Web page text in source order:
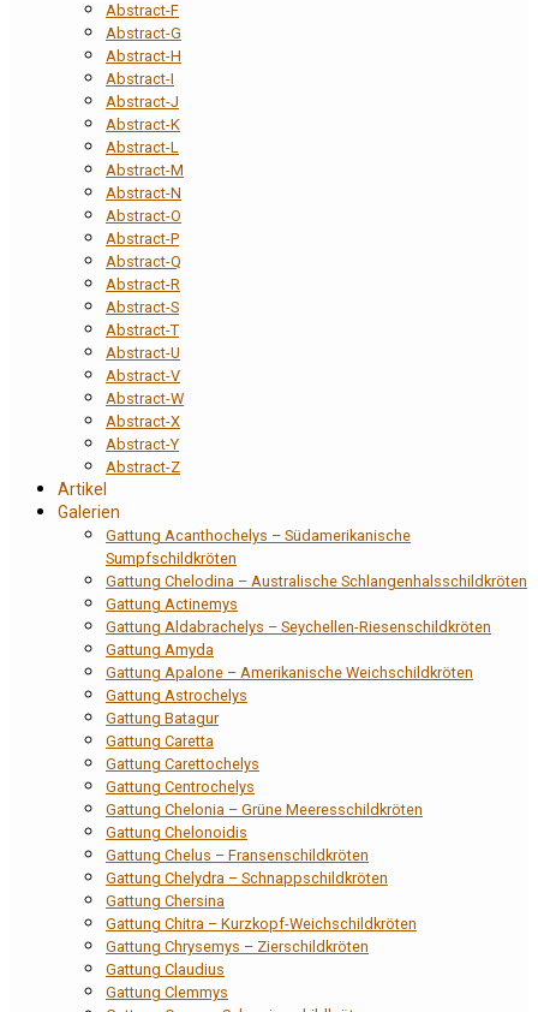
Abstract-F
Abstract-G
Abstract-H
Abstract-I
Abstract-J
Abstract-K
Abstract-L
Abstract-M
Abstract-N
Abstract-O
Abstract-P
Abstract-Q
Abstract-R
Abstract-S
Abstract-T
Abstract-U
Abstract-V
Abstract-W
Abstract-X
Abstract-Y
Abstract-Z
Artikel
Galerien
Gattung Acanthochelys – Südamerikanische
Sumpfschildkröten
Gattung Chelodina – Australische Schlangenhalsschildkröten
Gattung Actinemys
Gattung Aldabrachelys – Seychellen-Riesenschildkröten
Gattung Amyda
Gattung Apalone – Amerikanische Weichschildkröten
Gattung Astrochelys
Gattung Batagur
Gattung Caretta
Gattung Carettochelys
Gattung Centrochelys
Gattung Chelonia – Grüne Meeresschildkröten
Gattung Chelonoidis
Gattung Chelus – Fransenschildkröten
Gattung Chelydra – Schnappschildkröten
Gattung Chersina
Gattung Chitra – Kurzkopf-Weichschildkröten
Gattung Chrysemys – Zierschildkröten
Gattung Claudius
Gattung Clemmys